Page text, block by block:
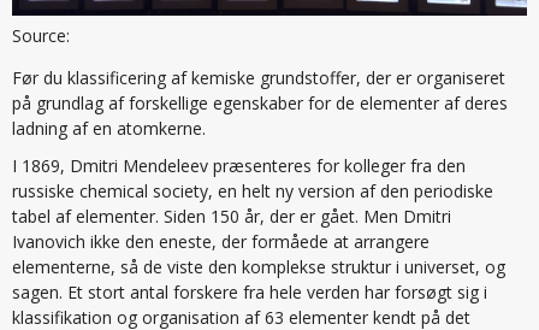
Source:
Før du klassificering af kemiske grundstoffer, der er organiseret
på grundlag af forskellige egenskaber for de elementer af deres
ladning af en atomkerne.
I 1869, Dmitri Mendeleev præsenteres for kolleger fra den
russiske chemical society, en helt ny version af den periodiske
tabel af elementer. Siden 150 år, der er gået. Men Dmitri
Ivanovich ikke den eneste, der formåede at arrangere
elementerne, så de viste den komplekse struktur i universet, og
sagen. Et stort antal forskere fra hele verden har forsøgt sig i
klassifikation og organisation af 63 elementer kendt på det